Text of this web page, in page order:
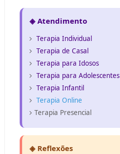
◈ Atendimento
Terapia Individual
Terapia de Casal
Terapia para Idosos
Terapia para Adolescentes
Terapia Infantil
Terapia Online
Terapia Presencial
◈ Reflexões